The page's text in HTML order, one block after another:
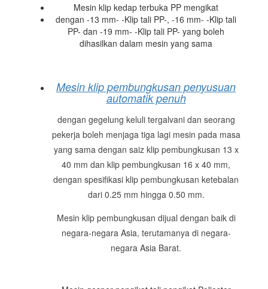
Mesin klip kedap terbuka PP mengikat
dengan -13 mm- -Klip tali PP-, -16 mm- -Klip tali
PP- dan -19 mm- -Klip tali PP- yang boleh
dihasilkan dalam mesin yang sama
Mesin klip pembungkusan penyusuan
automatik penuh
dengan gegelung keluli tergalvani dan seorang
pekerja boleh menjaga tiga lagi mesin pada masa
yang sama dengan saiz klip pembungkusan 13 x
40 mm dan klip pembungkusan 16 x 40 mm,
dengan spesifikasi klip pembungkusan ketebalan
dari 0.25 mm hingga 0.50 mm.
Mesin klip pembungkusan dijual dengan baik di
negara-negara Asia, terutamanya di negara-
negara Asia Barat.